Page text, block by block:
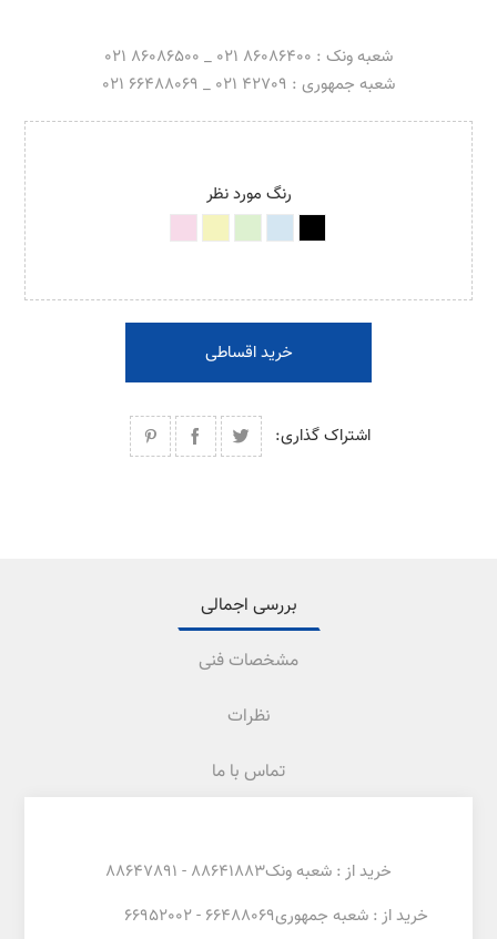
شعبه ونک : 86086400 021 _ 86086500 021
شعبه جمهوری : 42709 021 _ 66488069 021
رنگ مورد نظر
خرید اقساطی
اشتراک گذاری:
بررسی اجمالی
مشخصات فنی
نظرات
تماس با ما
خرید از : شعبه ونک88641883 - 88647891
خرید از : شعبه جمهوری66488069 - 66952002